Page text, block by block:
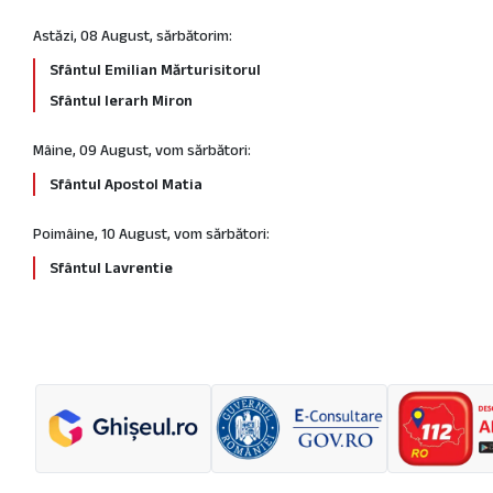
Astăzi, 08 August, sărbătorim:
Sfântul Emilian Mărturisitorul
Sfântul Ierarh Miron
Mâine, 09 August, vom sărbători:
Sfântul Apostol Matia
Poimâine, 10 August, vom sărbători:
Sfântul Lavrentie